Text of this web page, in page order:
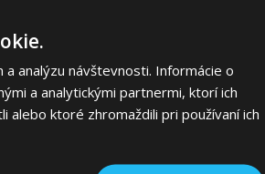
analýzu návštevnosti. Informácie o
a analytickými partnermi, ktorí ich
alebo ktoré zhromaždili pri používaní ich